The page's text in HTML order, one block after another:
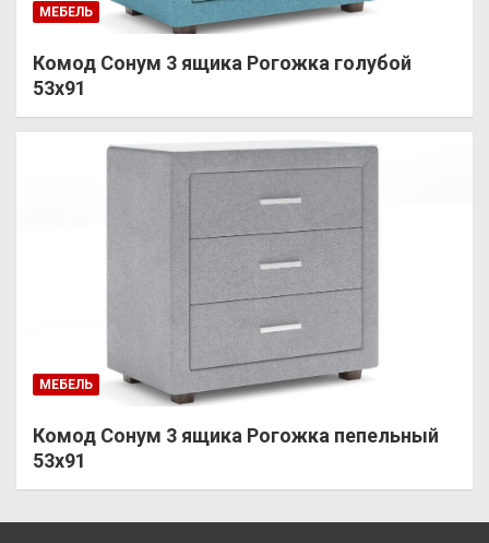
МЕБЕЛЬ
Комод Сонум 3 ящика Рогожка голубой
53х91
МЕБЕЛЬ
Комод Сонум 3 ящика Рогожка пепельный
53х91